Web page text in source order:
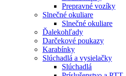
Prepravné vozíky
Slnečné okuliare
Slnečné okuliare
Ďalekohľady
Darčekové poukazy
Karabínky
Slúchadlá a vysielačky
Slúchadlá